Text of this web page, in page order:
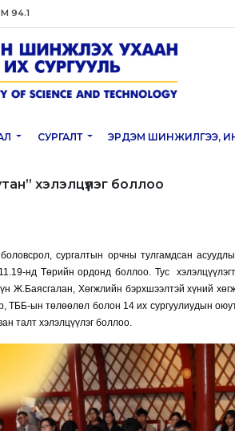
94.1
СУРГАЛТ ЭРДЭМ ШИНЖИЛГЭЭ,
хэлэлцүүлэг боллоо
сургалтын орчны тулгамдсан
нд Төрийн ордонд боллоо. Тус
Ж.Баясгалан, Хөгжлийн бэрхшээлтэй хүний
ын төлөөлөл болон 14 их сургуулиудын
талт хэлэлцүүлэг боллоо.